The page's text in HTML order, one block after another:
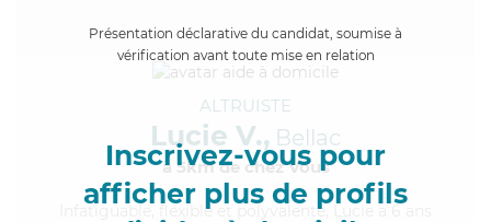
Présentation déclarative du candidat, soumise à
vérification avant toute mise en relation
Inscrivez-vous pour
afficher plus de profils
ALTRUISTE
Lucie V., Bellac
à 5km de chez Vous
, flexible et polyvalente, Lucie a 6 ans